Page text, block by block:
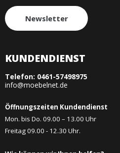
Newsletter
KUNDENDIENST
Telefon: 0461-57498975
info@moebelnet.de
Öffnungszeiten Kundendienst
Mon. bis Do. 09.00 – 13.00 Uhr
Freitag 09.00 - 12.30 Uhr.